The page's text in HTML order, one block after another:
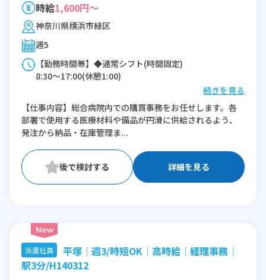
時給1,600円～
神奈川県横浜市緑区
週5
【勤務時間帯】◆通常シフト(時間固定)
8:30〜17:00(休憩1:00)
※残業：1〜10時間程度/月
続きを見る
【仕事内容】総合病院内での購買事務をお任せします。各
部署で使用する医療材料や備品が円滑に供給されるよう、
発注から納品・在庫管理ま...
詳細を見る
派遣社員
平塚│週3/時短OK│高時給│経理事務│
駅3分/H140312